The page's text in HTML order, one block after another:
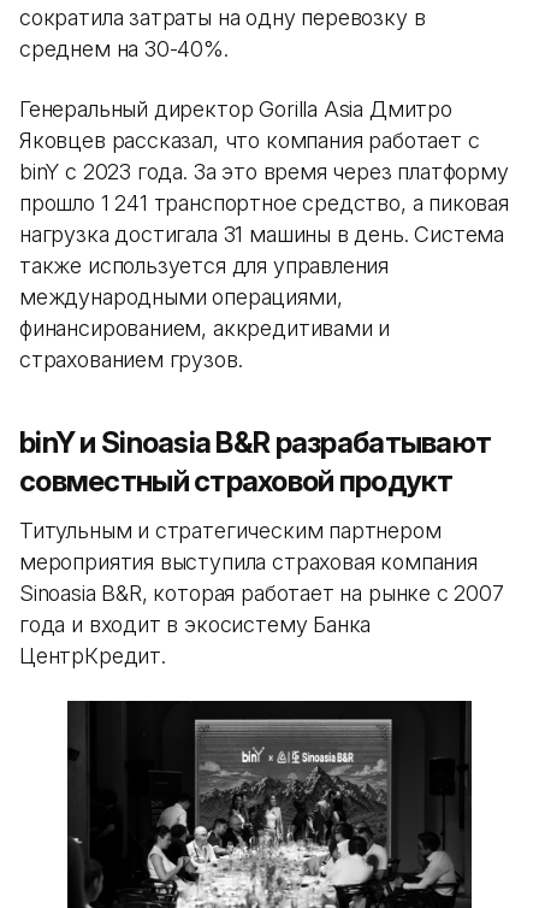
сократила затраты на одну перевозку в
среднем на 30-40%.
Генеральный директор Gorilla Asia Дмитро
Яковцев рассказал, что компания работает с
binY с 2023 года. За это время через платформу
прошло 1 241 транспортное средство, а пиковая
нагрузка достигала 31 машины в день. Система
также используется для управления
международными операциями,
финансированием, аккредитивами и
страхованием грузов.
binY и Sinoasia B&R разрабатывают
совместный страховой продукт
Титульным и стратегическим партнером
мероприятия выступила страховая компания
Sinoasia B&R, которая работает на рынке с 2007
года и входит в экосистему Банка
ЦентрКредит.